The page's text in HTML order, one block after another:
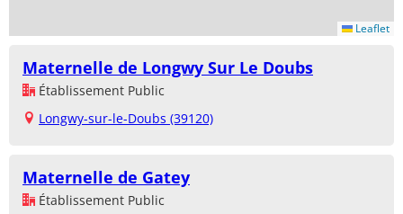
Leaflet
Maternelle de Longwy Sur Le Doubs
Établissement Public
Longwy-sur-le-Doubs (39120)
Maternelle de Gatey
Établissement Public